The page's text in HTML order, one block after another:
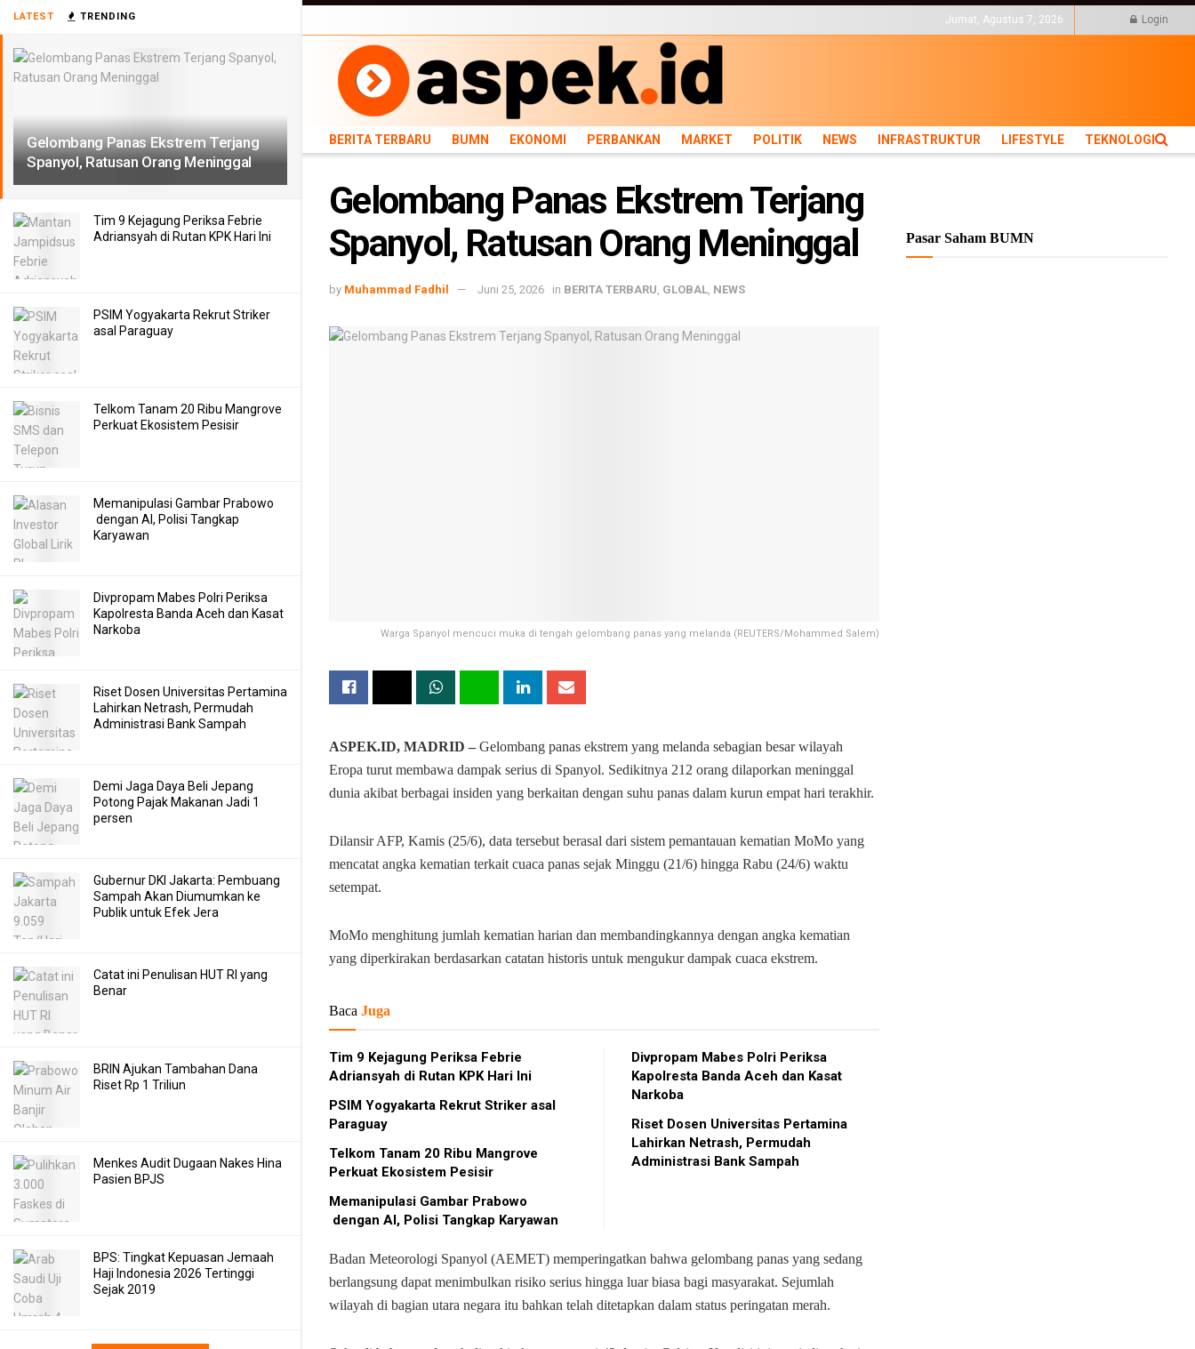
LATEST TRENDING
Gelombang Panas Ekstrem Terjang
Spanyol, Ratusan Orang Meninggal
Tim 9 Kejagung Periksa Febrie
Adriansyah di Rutan KPK Hari Ini
PSIM Yogyakarta Rekrut Striker
asal Paraguay
Telkom Tanam 20 Ribu Mangrove
Perkuat Ekosistem Pesisir
Memanipulasi Gambar Prabowo
dengan AI, Polisi Tangkap
Karyawan
Divpropam Mabes Polri Periksa
Kapolresta Banda Aceh dan Kasat
Narkoba
Riset Dosen Universitas Pertamina
Lahirkan Netrash, Permudah
Administrasi Bank Sampah
Demi Jaga Daya Beli Jepang
Potong Pajak Makanan Jadi 1
persen
Gubernur DKI Jakarta: Pembuang
Sampah Akan Diumumkan ke
Publik untuk Efek Jera
Catat ini Penulisan HUT RI yang
Benar
BRIN Ajukan Tambahan Dana
Riset Rp 1 Triliun
Menkes Audit Dugaan Nakes Hina
Pasien BPJS
BPS: Tingkat Kepuasan Jemaah
Haji Indonesia 2026 Tertinggi
Sejak 2019
BERITA TERBARU BUMN EKONOMI PERBANKAN MARKET POLITIK NEWS INFRASTRUKTUR LIFESTYLE
TEKNOLOGI
Jumat, Agustus 7, 2026 Login
BERITA TERBARU BUMN EKONOMI PERBANKAN MARKET POLITIK NEWS INFRASTRUKTUR LIFESTYLE TEKNOLOGI
Gelombang Panas Ekstrem Terjang
Spanyol, Ratusan Orang Meninggal
by Muhammad Fadhil Juni 25, 2026 in BERITA TERBARU GLOBAL NEWS
Warga Spanyol mencuci muka di tengah gelombang panas yang melanda (REUTERS/Mohammed Salem)
ASPEK.ID, MADRID – Gelombang panas ekstrem yang melanda sebagian besar wilayah
Eropa turut membawa dampak serius di Spanyol. Sedikitnya 212 orang dilaporkan meninggal
dunia akibat berbagai insiden yang berkaitan dengan suhu panas dalam kurun empat hari terakhir.
Dilansir AFP, Kamis (25/6), data tersebut berasal dari sistem pemantauan kematian MoMo yang
mencatat angka kematian terkait cuaca panas sejak Minggu (21/6) hingga Rabu (24/6) waktu
setempat.
MoMo menghitung jumlah kematian harian dan membandingkannya dengan angka kematian
yang diperkirakan berdasarkan catatan historis untuk mengukur dampak cuaca ekstrem.
Baca Juga
Tim 9 Kejagung Periksa Febrie
Adriansyah di Rutan KPK Hari Ini
PSIM Yogyakarta Rekrut Striker asal
Paraguay
Telkom Tanam 20 Ribu Mangrove
Perkuat Ekosistem Pesisir
Memanipulasi Gambar Prabowo
dengan AI, Polisi Tangkap Karyawan
Divpropam Mabes Polri Periksa
Kapolresta Banda Aceh dan Kasat
Narkoba
Riset Dosen Universitas Pertamina
Lahirkan Netrash, Permudah
Administrasi Bank Sampah
Badan Meteorologi Spanyol (AEMET) memperingatkan bahwa gelombang panas yang sedang
berlangsung dapat menimbulkan risiko serius hingga luar biasa bagi masyarakat. Sejumlah
wilayah di bagian utara negara itu bahkan telah ditetapkan dalam status peringatan merah.
Pasar Saham BUMN